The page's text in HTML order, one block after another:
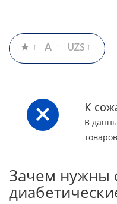
К
В
товаров
Зачем нужны